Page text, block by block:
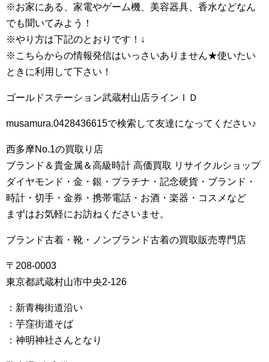
※お家にある、家電やゲーム機、美容器具、香水などなん
でも聞いてみよう！
※やり方は下記のとおりです！↓
※こちらからの情報発信はいっさいありません★使いたい
ときに利用して下さい！
ゴールドステーション武蔵村山店ラインＩＤ
musamura.0428436615で検索して友達になってください♪
西多摩No.1の買取り店
ブランド＆貴金属＆高級時計 高価買取 リサイクルショップ
ダイヤモンド・金・銀・プラチナ・記念硬貨・ブランド・
時計・切手・金券・携帯電話・お酒・楽器・コスメなど
まずはお気軽にお訪ねくださいませ。
ブランド古着・靴・ノンブランド古着の買取販売専門店
〒208-0003
東京都武蔵村山市中央2-126
：新青梅街道沿い
：芋窪街道そば
：神明神社さんとなり